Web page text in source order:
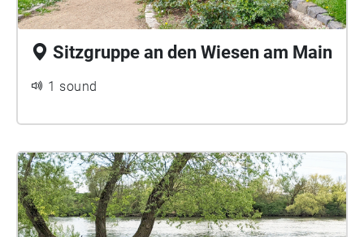
Sitzgruppe an den Wiesen am Main
1 sound